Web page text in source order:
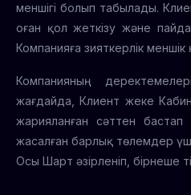
меншігі болып табылады.
оған қол жеткізу және
Компанияға зияткерлік
Компанияның
жағдайда, Клиент жеке
жарияланған сәттен бастап
жасалған барлық төлемдер
Осы Шарт әзірленіп, бірнеше